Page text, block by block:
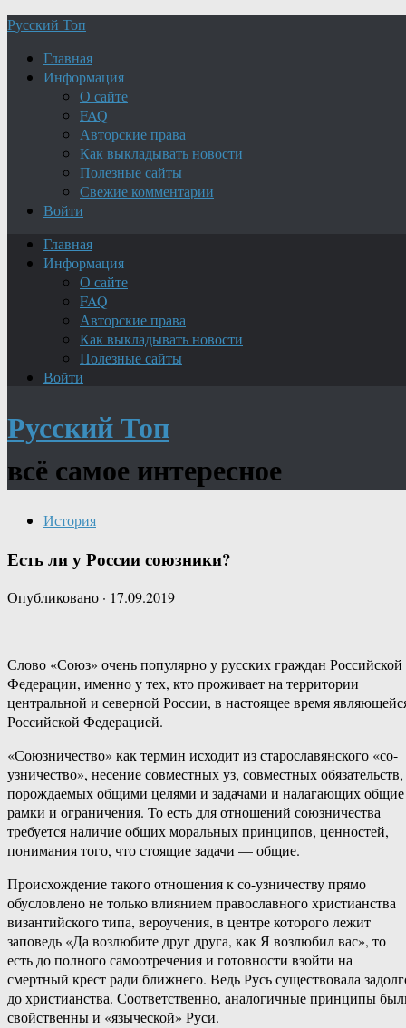
Русский Топ
Главная
Информация
О сайте
FAQ
Авторские права
Как выкладывать новости
Полезные сайты
Свежие комментарии
Войти
Главная
Информация
О сайте
FAQ
Авторские права
Как выкладывать новости
Полезные сайты
Войти
Русский Топ
всё самое интересное
История
Есть ли у России союзники?
Опубликовано · 17.09.2019
Слово «Союз» очень популярно у русских граждан Российской
Федерации, именно у тех, кто проживает на территории
центральной и северной России, в настоящее время
Российской Федерацией.
«Союзничество» как термин исходит из старославянского «со-
узничество», несение совместных уз, совместных обязательств,
порождаемых общими целями и задачами и налагающих общие
рамки и ограничения. То есть для отношений союзничества
требуется наличие общих моральных принципов, ценностей,
понимания того, что стоящие задачи — общие.
Происхождение такого отношения к со-узничеству прямо
обусловлено не только влиянием православного христианства
византийского типа, вероучения, в центре которого лежит
заповедь «Да возлюбите друг друга, как Я возлюбил вас», то
есть до полного самоотречения и готовности взойти на
смертный крест ради ближнего. Ведь Русь существовала
до христианства. Соответственно, аналогичные принципы
свойственны и «языческой» Руси.